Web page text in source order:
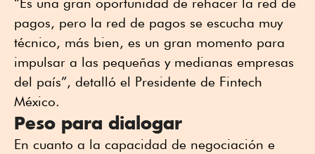
pagos, pero la red de pagos se escucha muy
técnico, más bien, es un gran momento para
impulsar a las pequeñas y medianas empresas
del país”, detalló el Presidente de Fintech
México.
Peso para dialogar
En cuanto a la capacidad de negociación e